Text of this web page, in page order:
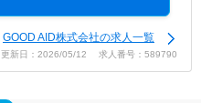
GOOD AID株式会社の求人一覧
更新日：2026/05/12 求人番号：589790